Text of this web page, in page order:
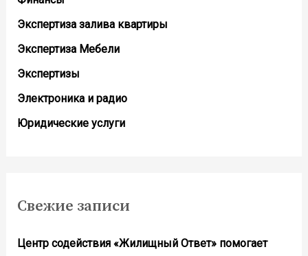
Экспертиза залива квартиры
Экспертиза Мебели
Экспертизы
Электроника и радио
Юридические услуги
Свежие записи
Центр содействия «Жилищный Ответ» помогает